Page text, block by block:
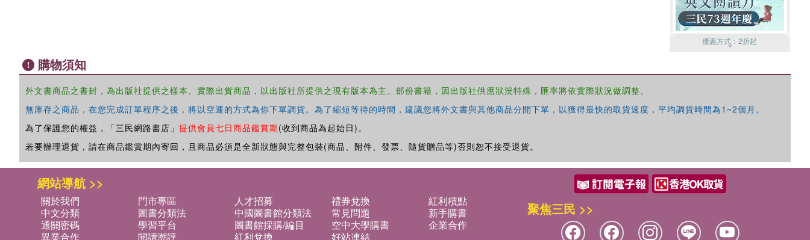
優惠方式：2折起
購物須知
外文書商品之書封，為出版社提供之樣本。實際出貨商品，以出版社所提供之現有版本為主。部份書籍，因出版社供應狀況特殊，匯率將依實際狀況做調整。
無庫存之商品，在您完成訂單程序之後，將以空運的方式為你下單調貨。為了縮短等待的時間，建議您將外文書與其他商品分開下單，以獲得最快的取貨速度，平均調貨時間為1~2個月。
為了保護您的權益，「三民網路書店」 提供會員七日商品鑑賞期(收到商品為起始日)。
若要辦理退貨，請在商品鑑賞期內寄回，且商品必須是全新狀態與完整包裝(商品、附件、發票、隨貨贈品等)否則恕不接受退貨。
網站導航 >>
關於我們 門市專區 人才招募 禮券兌換
紅利積點
中文分類
圖書分類法 中國圖書館分類法 常見問題
新手購書
通關密碼
學習平台 圖書館採購/編目 空中大學購書
企業合作
異業合作
閱讀潮評 紅利兌換 好站連結
聚焦三民 >>